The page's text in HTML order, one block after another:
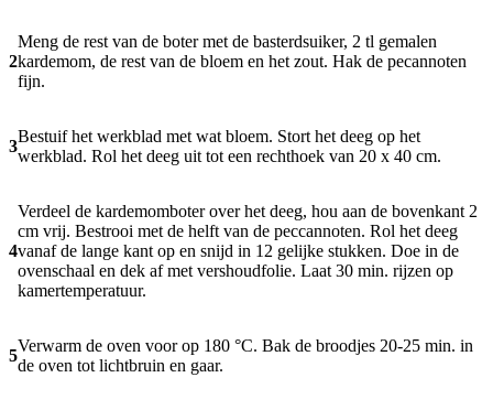
2
Meng de rest van de boter met de basterdsuiker, 2 tl gemalen
kardemom, de rest van de bloem en het zout. Hak de pecannoten
fijn.
3
Bestuif het werkblad met wat bloem. Stort het deeg op het
werkblad. Rol het deeg uit tot een rechthoek van 20 x 40 cm.
4
Verdeel de kardemomboter over het deeg, hou aan de bovenkant 2
cm vrij. Bestrooi met de helft van de peccannoten. Rol het deeg
vanaf de lange kant op en snijd in 12 gelijke stukken. Doe in de
ovenschaal en dek af met vershoudfolie. Laat 30 min. rijzen op
kamertemperatuur.
5
Verwarm de oven voor op 180 °C. Bak de broodjes 20-25 min. in
de oven tot lichtbruin en gaar.